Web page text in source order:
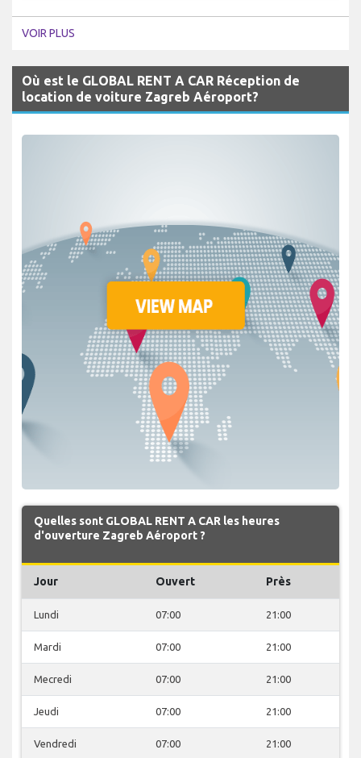
VOIR PLUS
Où est le GLOBAL RENT A CAR Réception de
location de voiture Zagreb Aéroport?
Quelles sont GLOBAL RENT A CAR les heures
d'ouverture Zagreb Aéroport ?
Jour Ouvert Près
Lundi 07:00 21:00
Mardi 07:00 21:00
Mecredi 07:00 21:00
Jeudi 07:00 21:00
Vendredi 07:00 21:00